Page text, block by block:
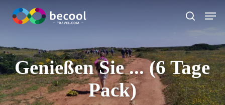
Hauptinhalt
springen
Suche
Genießen Sie ... (6 Tage
Pack)